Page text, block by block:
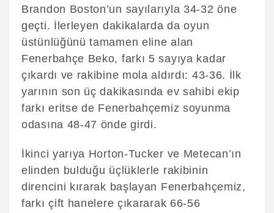
Brandon Boston’un sayılarıyla 34-32 öne
geçti. İlerleyen dakikalarda da oyun
üstünlüğünü tamamen eline alan
Fenerbahçe Beko, farkı 5 sayıya kadar
çıkardı ve rakibine mola aldırdı: 43-36. İlk
yarının son üç dakikasında ev sahibi ekip
farkı eritse de Fenerbahçemiz soyunma
odasına 48-47 önde girdi.
İkinci yarıya Horton-Tucker ve Metecan’ın
elinden bulduğu üçlüklerle rakibinin
direncini kırarak başlayan Fenerbahçemiz,
farkı çift hanelere çıkararak 66-56